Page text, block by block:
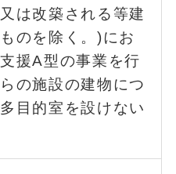
は改築される等建
のを除く。)にお
援A型の事業を行
の施設の建物につ
目的室を設けない